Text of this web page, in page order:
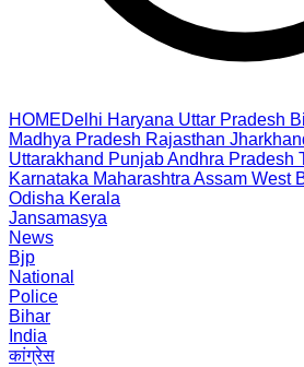
HOMEDelhi Haryana Uttar Pradesh
Madhya Pradesh Rajasthan
Uttarakhand PunjabAndhra Pradesh
Karnataka Maharashtra Assam West
Odisha Kerala
Jansamasya
News
Bjp
National
Police
Bihar
India
कांग्रेस